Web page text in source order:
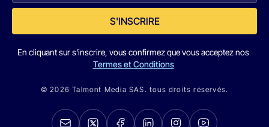
S'INSCRIRE
En cliquant sur s'inscrire, vous confirmez que vous acceptez nos
Termes et Conditions
© 2026 Talmont Media SAS. tous droits réservés.